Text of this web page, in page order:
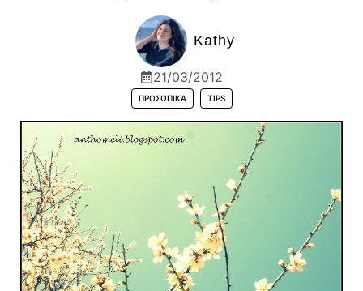
Kathy
21/03/2012
ΠΡΟΣΩΠΙΚΆ TIPS